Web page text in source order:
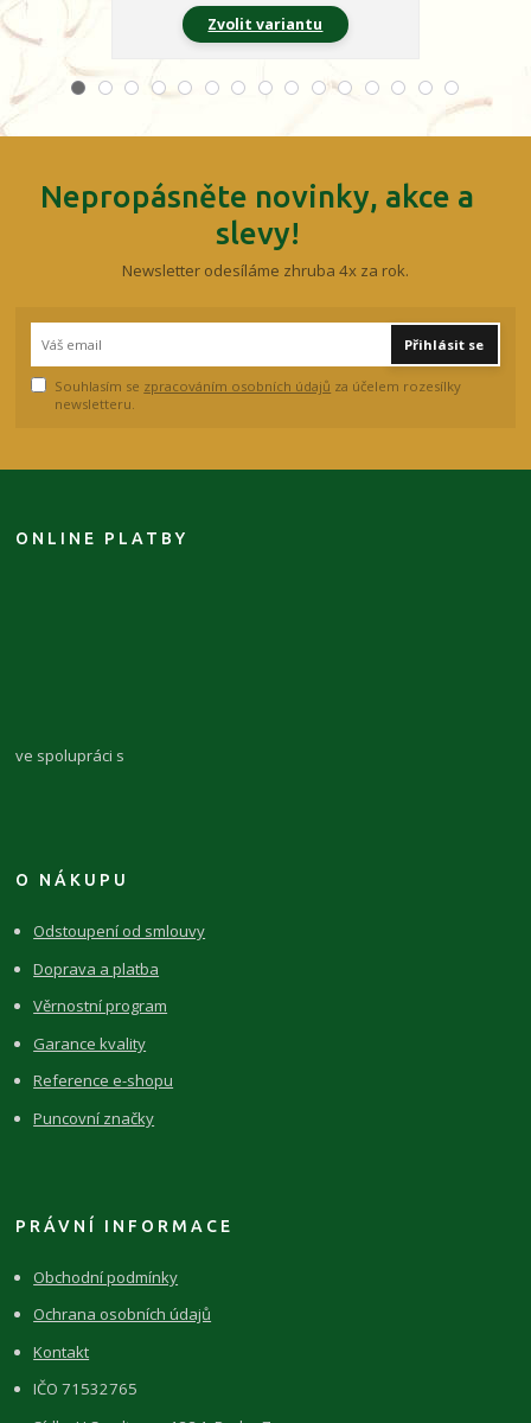
Zvolit variantu
Nepropásněte novinky, akce a
slevy!
Newsletter odesíláme zhruba 4x za rok.
Přihlásit se
Souhlasím se zpracováním osobních údajů za účelem rozesílky
newsletteru.
ONLINE PLATBY
ve spolupráci s
O NÁKUPU
Odstoupení od smlouvy
Doprava a platba
Věrnostní program
Garance kvality
Reference e-shopu
Puncovní značky
PRÁVNÍ INFORMACE
Obchodní podmínky
Ochrana osobních údajů
Kontakt
IČO 71532765